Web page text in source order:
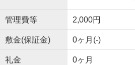
管理費等 2,000円
敷金(保証金) 0ヶ月(-)
礼金 0ヶ月